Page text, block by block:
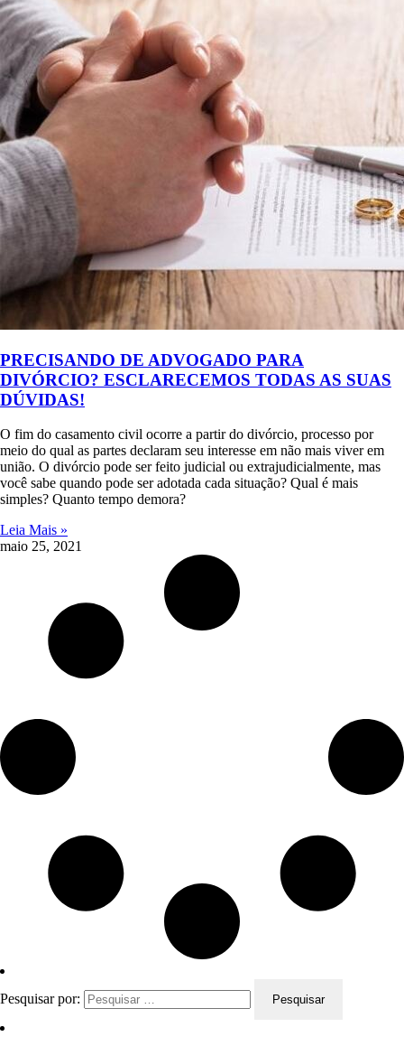
PRECISANDO DE ADVOGADO PARA
DIVÓRCIO? ESCLARECEMOS TODAS AS SUAS
DÚVIDAS!
O fim do casamento civil ocorre a partir do divórcio, processo por
meio do qual as partes declaram seu interesse em não mais viver em
união. O divórcio pode ser feito judicial ou extrajudicialmente, mas
você sabe quando pode ser adotada cada situação? Qual é mais
simples? Quanto tempo demora?
Leia Mais »
maio 25, 2021
Pesquisar por: